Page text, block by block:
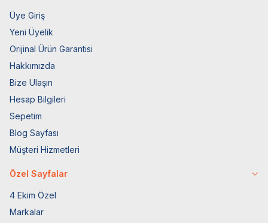
Üye Giriş
Yeni Üyelik
Orijinal Ürün Garantisi
Hakkımızda
Bize Ulaşın
Hesap Bilgileri
Sepetim
Blog Sayfası
Müşteri Hizmetleri
Özel Sayfalar
4 Ekim Özel
Markalar